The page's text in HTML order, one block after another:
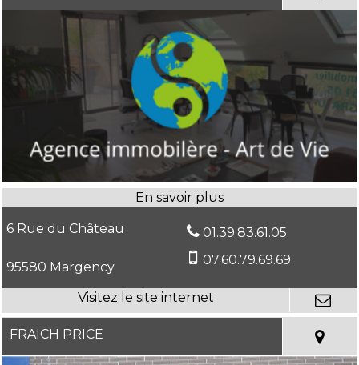
6 Rue du Château
95580 Margency
01.39.83.61.05
07.60.79.69.69
FRAICH PRICE